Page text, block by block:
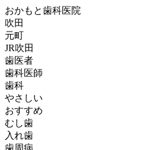
おかもと歯科医院
吹田
元町
JR吹田
歯医者
歯科医師
歯科
やさしい
おすすめ
むし歯
入れ歯
歯周病